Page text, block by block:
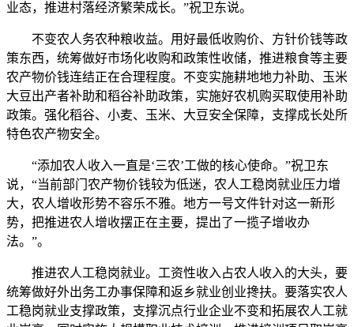
业态，推进村落经济繁荣成长。”祝卫东说。
不变农人务农种粮收益。用好最低收购价、方针价钱等政
策东西，统筹做好市场化收购和政策性收储，推进粮食等主要
农产物价钱连结正在合理程度。不变实施耕地地力补助、玉米
大豆出产者补助和稻谷补助政策，实施好农机购买取使用补助
政策。强化稻谷、小麦、玉米、大豆安全保障，支撑成长处所
特色农产物安全。
“添加农人收入一直是‘三农’工做的核心使命。”祝卫东
说，“当前部门农产物价钱较为低迷，农人工稳岗就业压力增
大，农人增收形势不容乐不雅。地方一号文件针对这一新形
势，把推进农人增收摆正在主要，提出了一揽子增收办
法。”。
推进农人工稳岗就业。工资性收入占农人收入的大头，要
统筹做好外出务工办事保障和返乡就业创业搀扶。要落实农人
工稳岗就业支撑政策，支撑沉点行业企业不变和拓展农人工就